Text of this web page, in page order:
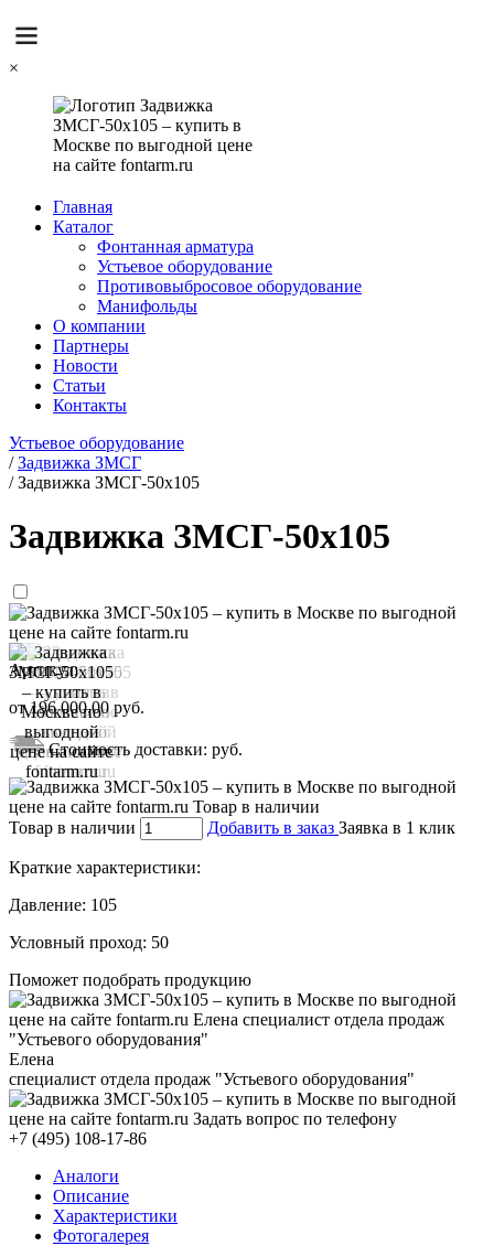
×
Главная
Каталог
Фонтанная арматура
Устьевое оборудование
Противовыбросовое оборудование
Манифольды
О компании
Партнеры
Новости
Статьи
Контакты
Устьевое оборудование
/Задвижка ЗМСГ
/Задвижка ЗМСГ-50х105
Задвижка ЗМСГ-50х105
Артикул:
от196 000,00руб.
Стоимость доставки: руб.
Товар в наличии Добавить в заказ Заявка в 1 клик
Краткие характеристики:
Давление: 105
Условный проход: 50
Поможет подобрать продукцию
Елена
специалист отдела продаж "Устьевого оборудования"
+7 (495) 108-17-86
Аналоги
Описание
Характеристики
Фотогалерея